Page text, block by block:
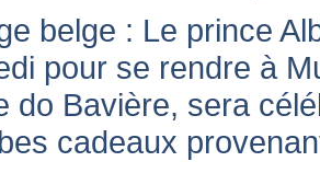
belge : Le prince
pour se rendre à
do Bavière, sera
cadeaux